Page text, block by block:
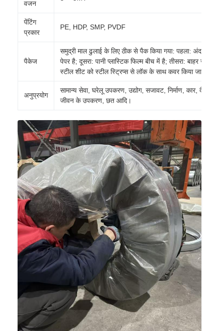
वजन
पेंटिंग
प्रकार
PE, HDP, SMP, PVDF
पैकेज
समुद्री माल ढुलाई के लिए ठीक से पैक किया गया: पहला: अंदर
पेपर है; दूसरा: पानी प्लास्टिक फिल्म बीच में है; तीसरा: बाहर जीआई
स्टील शीट को स्टील स्ट्रिप्स से लॉक के साथ कवर किया जाएगा।
अनुप्रयोग
सामान्य सेवा, घरेलू उपकरण, उद्योग, सजावट, निर्माण, कार, दैनिक
जीवन के उपकरण, छत आदि।